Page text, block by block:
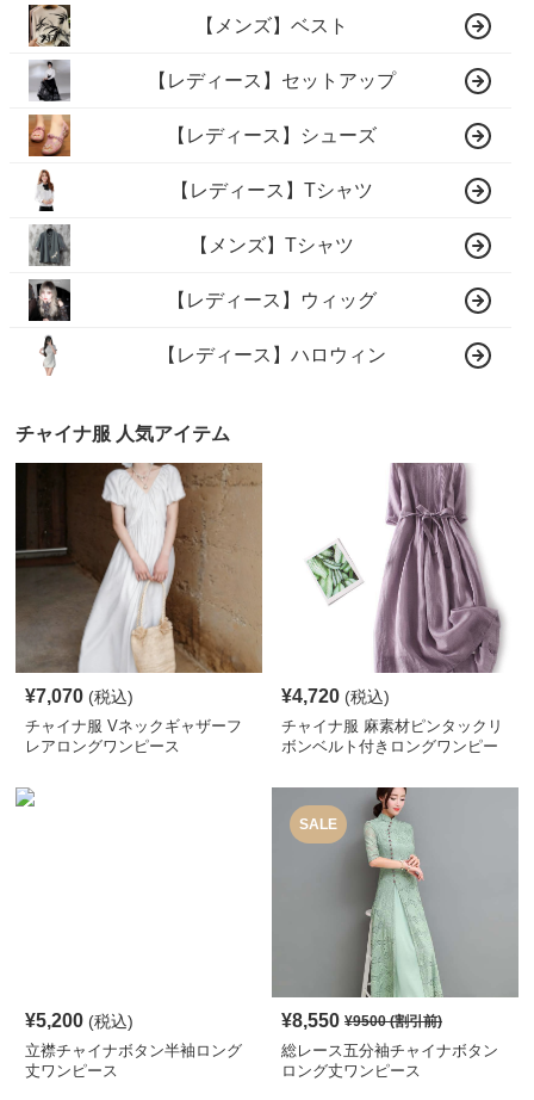
【メンズ】ベスト
【レディース】セットアップ
【レディース】シューズ
【レディース】Tシャツ
【メンズ】Tシャツ
【レディース】ウィッグ
【レディース】ハロウィン
チャイナ服 人気アイテム
¥7,070 (税込)
チャイナ服 Vネックギャザーフ
レアロングワンピース
¥4,720 (税込)
チャイナ服 麻素材ピンタックリ
ボンベルト付きロングワンピー
¥5,200 (税込)
立襟チャイナボタン半袖ロング
丈ワンピース
SALE
¥8,550 ¥9500(割引前)
総レース五分袖チャイナボタン
ロング丈ワンピース